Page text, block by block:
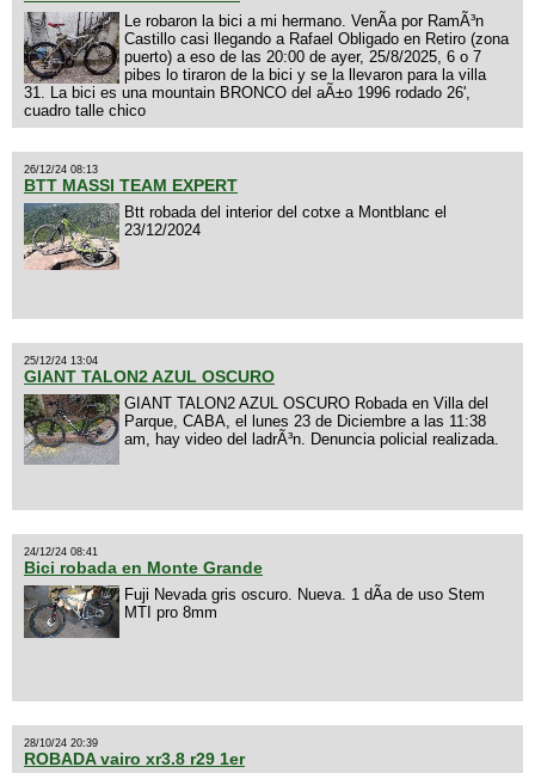
Le robaron la bici a mi hermano. VenÃ­a por RamÃ³n
Castillo casi llegando a Rafael Obligado en Retiro (zona
puerto) a eso de las 20:00 de ayer, 25/8/2025, 6 o 7
pibes lo tiraron de la bici y se la llevaron para la villa
31. La bici es una mountain BRONCO del aÃ±o 1996 rodado 26',
cuadro talle chico
26/12/24 08:13
BTT MASSI TEAM EXPERT
Btt robada del interior del cotxe a Montblanc el
23/12/2024
25/12/24 13:04
GIANT TALON2 AZUL OSCURO
GIANT TALON2 AZUL OSCURO Robada en Villa del
Parque, CABA, el lunes 23 de Diciembre a las 11:38
am, hay video del ladrÃ³n. Denuncia policial realizada.
24/12/24 08:41
Bici robada en Monte Grande
Fuji Nevada gris oscuro. Nueva. 1 dÃ­a de uso Stem
MTI pro 8mm
28/10/24 20:39
ROBADA vairo xr3.8 r29 1er